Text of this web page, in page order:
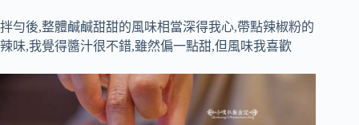
拌勻後,整體鹹鹹甜甜的風味相當深得我心,帶點辣椒粉的
辣味,我覺得醬汁很不錯,雖然偏一點甜,但風味我喜歡